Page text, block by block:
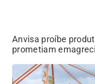
Anvisa proíbe
prometiam